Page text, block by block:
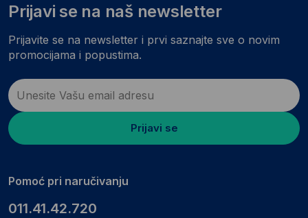
Prijavi se na naš newsletter
Prijavite se na newsletter i prvi saznajte sve o novim
promocijama i popustima.
Prijavi se
Pomoć pri naručivanju
011.41.42.720